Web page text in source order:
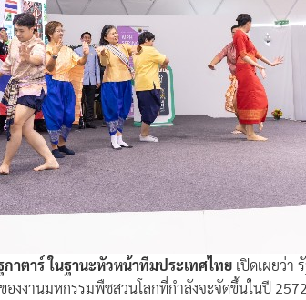
าตาร์ ในฐานะหัวหน้าทีมประเทศไทย เปิดเผยว่า
งงานมหกรรมพืชสวนโลกที่กำลังจะจัดขึ้นในปี